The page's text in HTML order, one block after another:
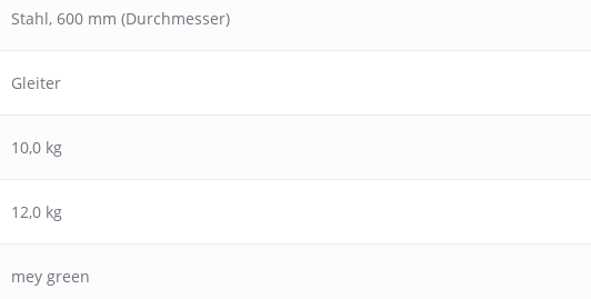
Stahl, 600 mm (Durchmesser)
Gleiter
10,0 kg
12,0 kg
mey green